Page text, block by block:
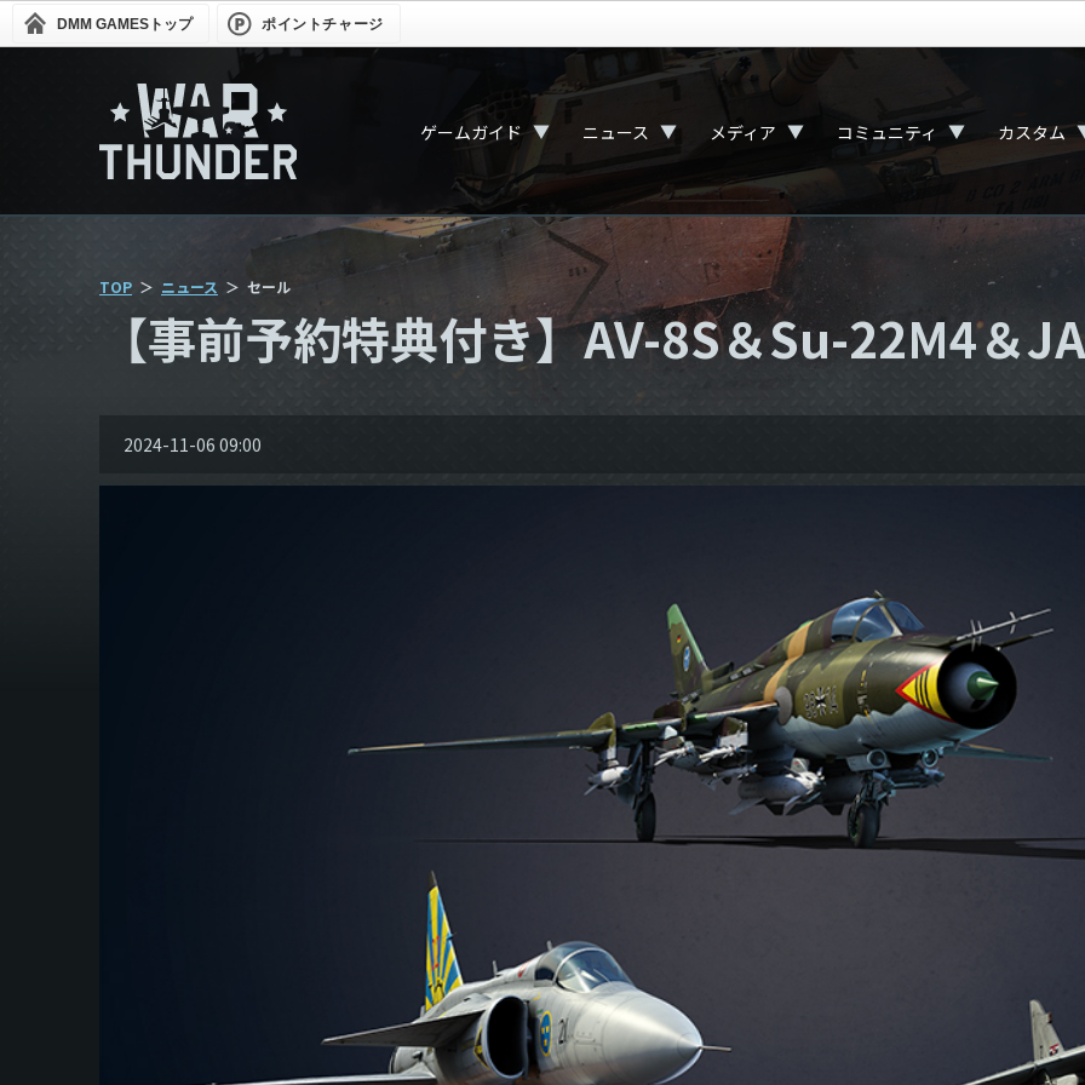
DMM GAMES トップ ポイントチャージ
ゲームガイド ▼ ニュース ▼ メディア ▼ コミュニティ ▼ カスタム
TOP ニュース セール
【事前予約特典付き】AV-8S＆Su-22M4＆
2024-11-06 09:00